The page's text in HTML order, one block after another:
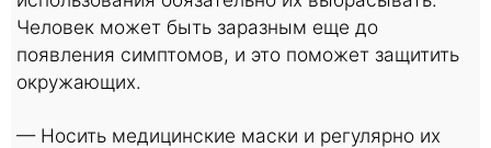
Человек может быть заразным еще до
появления симптомов, и это поможет защитить
окружающих.
— Носить медицинские маски и регулярно их